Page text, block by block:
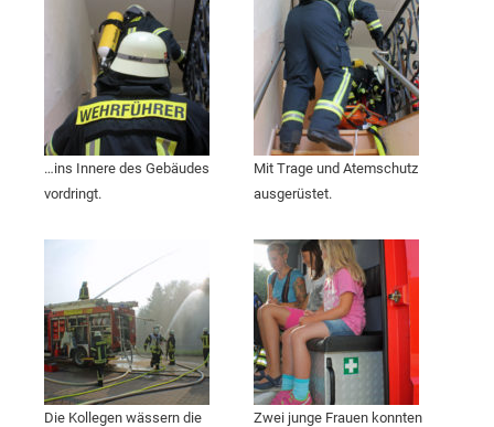
…ins Innere des Gebäudes
vordringt.
Mit Trage und Atemschutz
ausgerüstet.
Die Kollegen wässern die
Zwei junge Frauen konnten